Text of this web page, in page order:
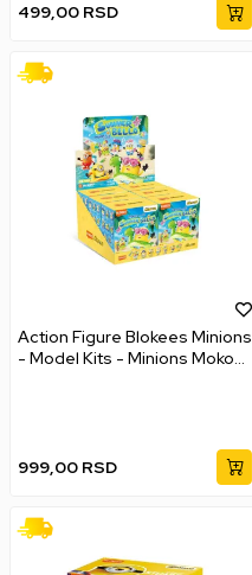
499,00 RSD
Action Figure Blokees Minions
- Model Kits - Minions Mokoo
999,00 RSD